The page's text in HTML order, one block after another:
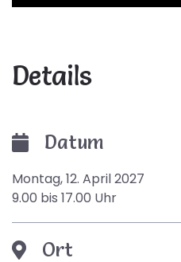
Details
Datum
Montag, 12. April 2027
9.00 bis 17.00 Uhr
Ort